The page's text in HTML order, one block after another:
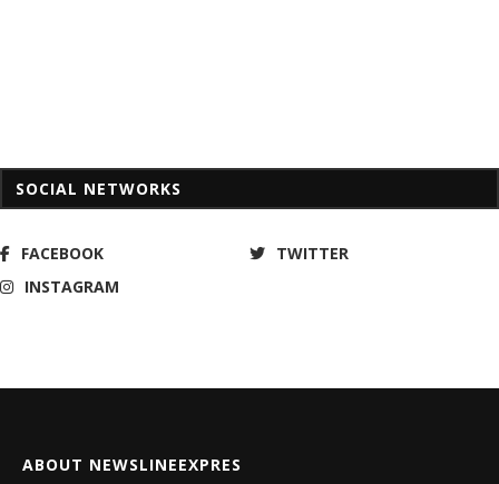
SOCIAL NETWORKS
FACEBOOK
TWITTER
INSTAGRAM
ABOUT NEWSLINEEXPRES